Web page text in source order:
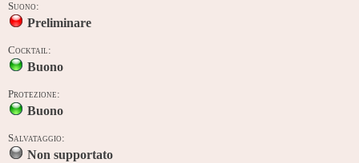
Suono:
Preliminare
Cocktail:
Buono
Protezione:
Buono
Salvataggio:
Non supportato